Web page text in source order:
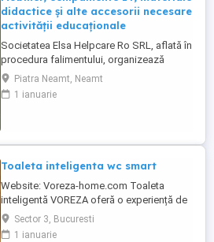
didactice și alte accesorii necesare
activității educaționale
Societatea Elsa Helpcare Ro SRL, aflată în
procedura falimentului, organizează
licitație publică cu strigare pentru
valorificarea bunurilor mobile specifice
activității de tip after school, la un preț
mobilier (mese, scaune, ...
Piatra Neamt, Neamt
1 ianuarie
Toaleta inteligenta wc smart
Website: Voreza-home.com Toaleta
inteligentă VOREZA oferă o experiență de
înaltă clasă în baie. Aceasta dispune de
numeroase funcții premium precum
Sector 3, Bucuresti
1 ianuarie